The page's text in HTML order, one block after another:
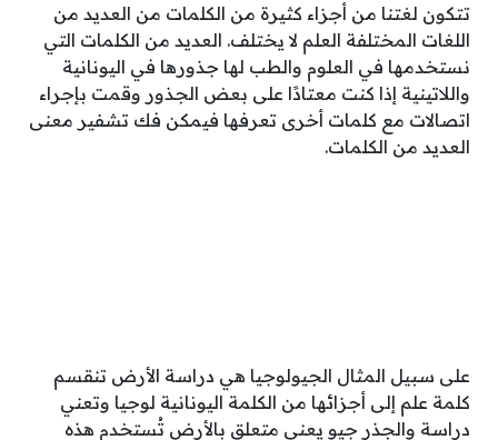
تتكون لغتنا من أجزاء كثيرة من الكلمات من العديد من
اللغات المختلفة العلم لا يختلف. العديد من الكلمات التي
نستخدمها في العلوم والطب لها جذورها في اليونانية
واللاتينية إذا كنت معتادًا على بعض الجذور وقمت بإجراء
اتصالات مع كلمات أخرى تعرفها فيمكن فك تشفير معنى
العديد من الكلمات.
على سبيل المثال الجيولوجيا هي دراسة الأرض تنقسم
كلمة علم إلى أجزائها من الكلمة اليونانية لوجيا وتعني
دراسة والجذر جيو يعني متعلق بالأرض تُستخدم هذه